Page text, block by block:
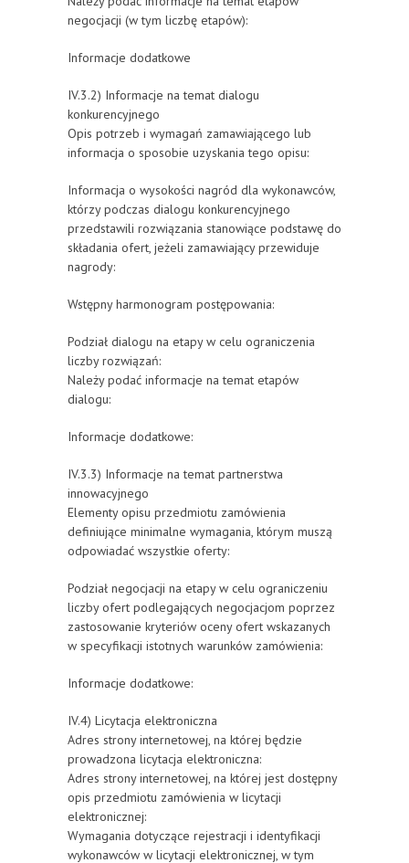
negocjacji (w tym liczbę etapów):
Informacje dodatkowe
IV.3.2) Informacje na temat dialogu
konkurencyjnego
Opis potrzeb i wymagań zamawiającego lub
informacja o sposobie uzyskania tego opisu:
Informacja o wysokości nagród dla wykonawców,
którzy podczas dialogu konkurencyjnego
przedstawili rozwiązania stanowiące podstawę do
składania ofert, jeżeli zamawiający przewiduje
nagrody:
Wstępny harmonogram postępowania:
Podział dialogu na etapy w celu ograniczenia
liczby rozwiązań:
Należy podać informacje na temat etapów
dialogu:
Informacje dodatkowe:
IV.3.3) Informacje na temat partnerstwa
innowacyjnego
Elementy opisu przedmiotu zamówienia
definiujące minimalne wymagania, którym muszą
odpowiadać wszystkie oferty:
Podział negocjacji na etapy w celu ograniczeniu
liczby ofert podlegających negocjacjom poprzez
zastosowanie kryteriów oceny ofert wskazanych
w specyfikacji istotnych warunków zamówienia:
Informacje dodatkowe:
IV.4) Licytacja elektroniczna
Adres strony internetowej, na której będzie
prowadzona licytacja elektroniczna:
Adres strony internetowej, na której jest dostępny
opis przedmiotu zamówienia w licytacji
elektronicznej:
Wymagania dotyczące rejestracji i identyfikacji
wykonawców w licytacji elektronicznej, w tym